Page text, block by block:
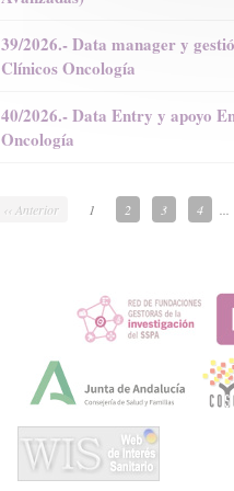
39/2026.- Data manager y
Clínicos Oncología
40/2026.- Data Entry y apoyo
Oncología
‹‹ Anterior 1 2 3 4